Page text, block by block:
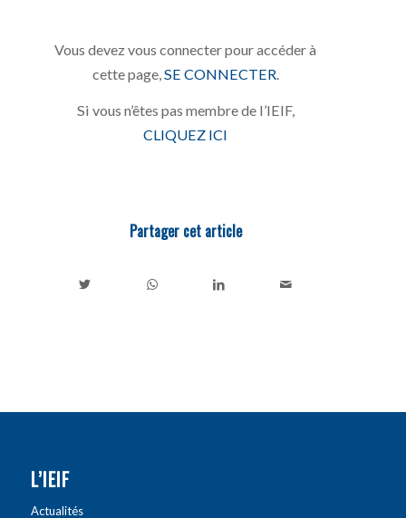
Vous devez vous connecter pour accéder à
cette page, SE CONNECTER
Si vous n’êtes pas membre de l’IEIF,
CLIQUEZ ICI
Partager cet article
L’IEIF
Actualités